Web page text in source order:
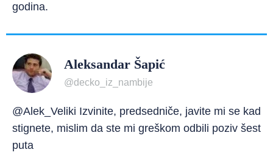
godina.
Aleksandar Šapić
@decko_iz_nambije
@Alek_Veliki Izvinite, predsedniče, javite mi se kad
stignete, mislim da ste mi greškom odbili poziv šest
puta